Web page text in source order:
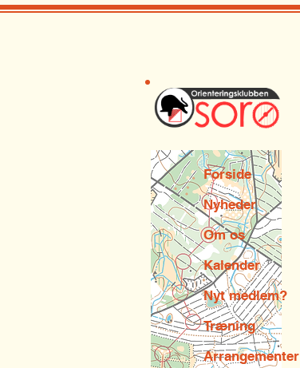
Forside
Nyheder
Om os
Kalender
Nyt medlem?
Træning
Arrangementer